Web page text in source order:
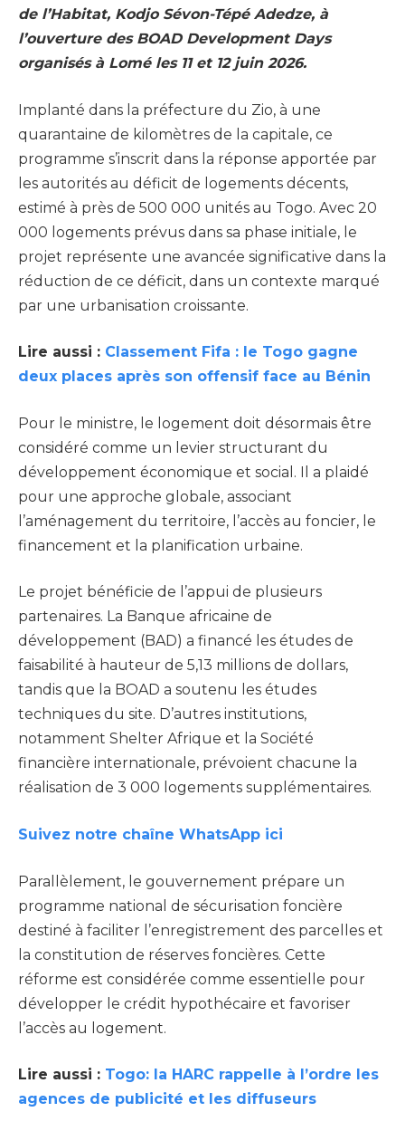
de l’Habitat, Kodjo Sévon-Tépé Adedze, à
l’ouverture des BOAD Development Days
organisés à Lomé les 11 et 12 juin 2026.
Implanté dans la préfecture du Zio, à une
quarantaine de kilomètres de la capitale, ce
programme s’inscrit dans la réponse apportée par
les autorités au déficit de logements décents,
estimé à près de 500 000 unités au Togo. Avec 20
000 logements prévus dans sa phase initiale, le
projet représente une avancée significative dans la
réduction de ce déficit, dans un contexte marqué
par une urbanisation croissante.
Lire aussi : Classement Fifa : le Togo gagne
deux places après son offensif face au Bénin
Pour le ministre, le logement doit désormais être
considéré comme un levier structurant du
développement économique et social. Il a plaidé
pour une approche globale, associant
l’aménagement du territoire, l’accès au foncier, le
financement et la planification urbaine.
Le projet bénéficie de l’appui de plusieurs
partenaires. La Banque africaine de
développement (BAD) a financé les études de
faisabilité à hauteur de 5,13 millions de dollars,
tandis que la BOAD a soutenu les études
techniques du site. D’autres institutions,
notamment Shelter Afrique et la Société
financière internationale, prévoient chacune la
réalisation de 3 000 logements supplémentaires.
Suivez notre chaîne WhatsApp ici
Parallèlement, le gouvernement prépare un
programme national de sécurisation foncière
destiné à faciliter l’enregistrement des parcelles et
la constitution de réserves foncières. Cette
réforme est considérée comme essentielle pour
développer le crédit hypothécaire et favoriser
l’accès au logement.
Lire aussi : Togo: la HARC rappelle à l’ordre les
agences de publicité et les diffuseurs